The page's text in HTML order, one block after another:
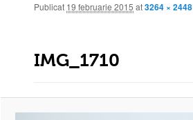
Navigare prin imagini
IMG_1710
Publicat 19 februarie 2015 at3264 × 2448